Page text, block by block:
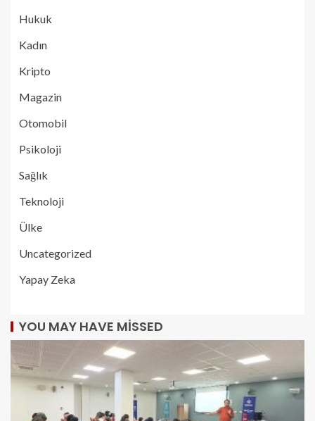
Hukuk
Kadın
Kripto
Magazin
Otomobil
Psikoloji
Sağlık
Teknoloji
Ülke
Uncategorized
Yapay Zeka
YOU MAY HAVE MISSED